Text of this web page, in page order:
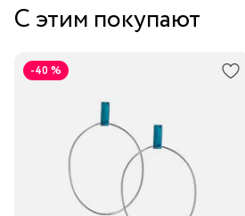
Курьером за 1-2 дня
В пункт выдачи заказов Boxberry
Транспортной компанией по России
Подробнее о сроках доставки
С этим покупают
-40 %